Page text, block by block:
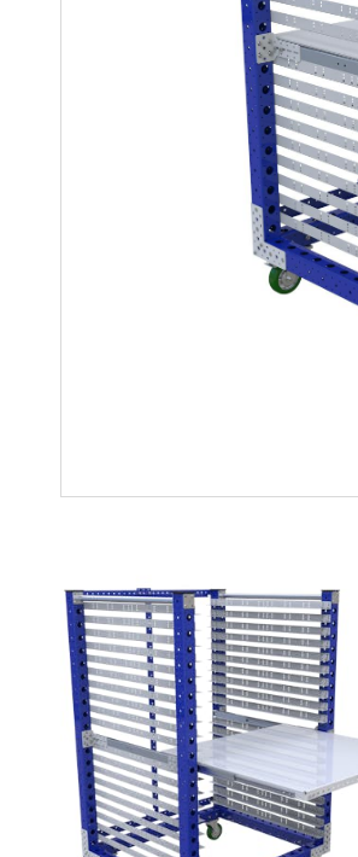
Mutter-Tochter-Lösungen
Montagewagen und